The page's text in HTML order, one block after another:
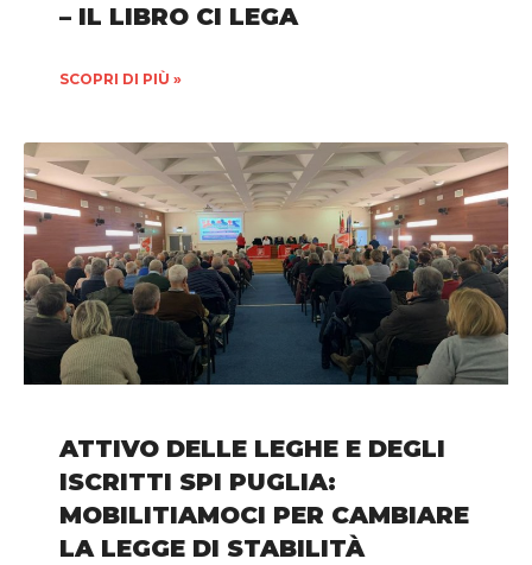
– IL LIBRO CI LEGA
SCOPRI DI PIÙ »
ATTIVO DELLE LEGHE E DEGLI
ISCRITTI SPI PUGLIA:
MOBILITIAMOCI PER CAMBIARE
LA LEGGE DI STABILITÀ